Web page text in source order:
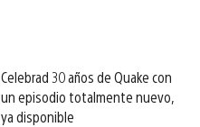
Celebrad 30 años de Quake con
un episodio totalmente nuevo,
ya disponible